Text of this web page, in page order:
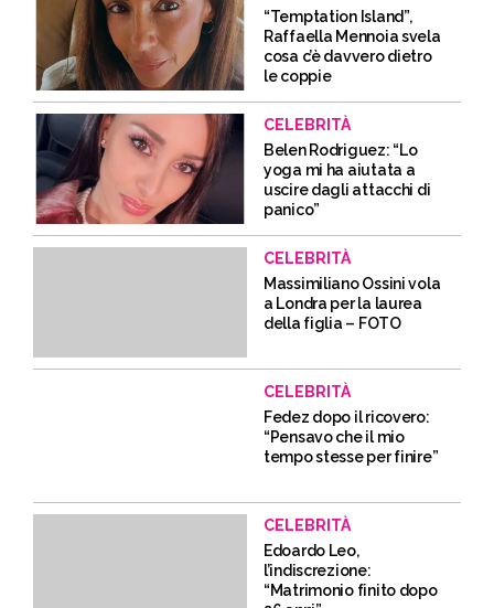
“Temptation Island”,
Raffaella Mennoia svela
cosa c’è davvero dietro
le coppie
CELEBRITÀ
Belen Rodriguez: “Lo
yoga mi ha aiutata a
uscire dagli attacchi di
panico”
CELEBRITÀ
Massimiliano Ossini vola
a Londra per la laurea
della figlia – FOTO
CELEBRITÀ
Fedez dopo il ricovero:
“Pensavo che il mio
tempo stesse per finire”
CELEBRITÀ
Edoardo Leo,
l’indiscrezione:
“Matrimonio finito dopo